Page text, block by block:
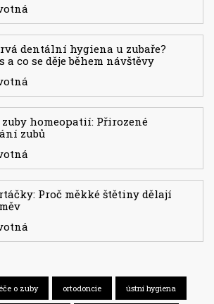
dentální hygiena u zubaře?
a co se děje během návštěvy
homeopatií: Přirozené
zubů
Proč měkké štětiny dělají
o zuby ortodoncie ústní hygiena